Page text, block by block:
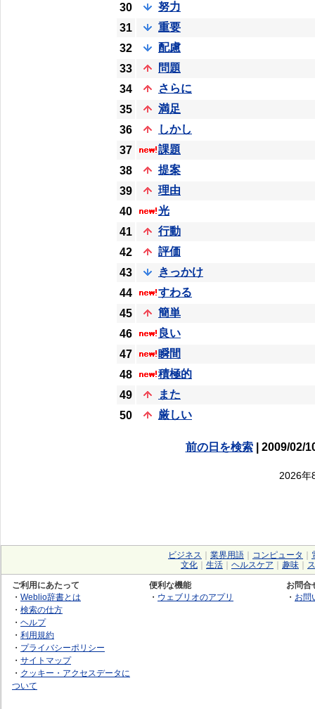
30
努力
31
重要
32
配慮
33
問題
34
さらに
35
満足
36
しかし
37
課題
38
提案
39
理由
40
光
41
行動
42
評価
43
きっかけ
44
すわる
45
簡単
46
良い
47
瞬間
48
積極的
49
また
50
厳しい
前の日を検索| 2009/02/
2026年
ビジネス 業界用語 コンピュータ
文化
生活 ヘルスケア 趣味
ご利用にあたって
・ Weblio辞書とは
・ 検索の仕方
・ ヘルプ
・ 利用規約
・ プライバシーポリシー
・ サイトマップ
・ クッキー・アクセスデータに
ついて
便利な機能
・ ウェブリオのアプリ
お問合
・ お問